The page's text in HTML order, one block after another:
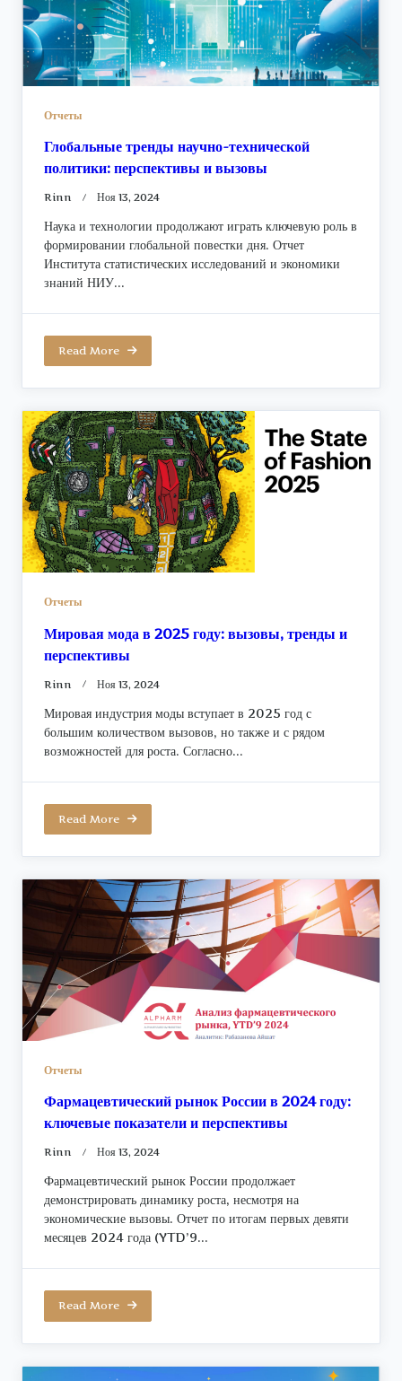
Отчеты
Глобальные тренды научно-технической
политики: перспективы и вызовы
Rinn Ноя 13, 2024
Наука и технологии продолжают играть ключевую роль в
формировании глобальной повестки дня. Отчет
Института статистических исследований и экономики
знаний НИУ...
Read More
Отчеты
Мировая мода в 2025 году: вызовы, тренды и
перспективы
Rinn Ноя 13, 2024
Мировая индустрия моды вступает в 2025 год с
большим количеством вызовов, но также и с рядом
возможностей для роста. Согласно...
Read More
Отчеты
Фармацевтический рынок России в 2024 году:
ключевые показатели и перспективы
Rinn Ноя 13, 2024
Фармацевтический рынок России продолжает
демонстрировать динамику роста, несмотря на
экономические вызовы. Отчет по итогам первых девяти
месяцев 2024 года (YTD’9...
Read More